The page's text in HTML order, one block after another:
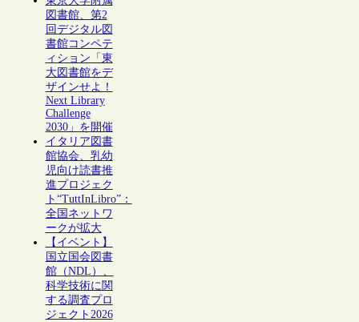
図書館、第2
回デジタル図
書館コンペテ
ィション「東
大図書館をデ
ザインせよ！
Next Library
Challenge
2030」を開催
イタリア図書
館協会、乳幼
児向け読書推
進プロジェク
ト“TuttInLibro”：
全国ネットワ
ークが拡大
【イベント】
国立国会図書
館（NDL）、
科学技術に関
する調査プロ
ジェクト2026